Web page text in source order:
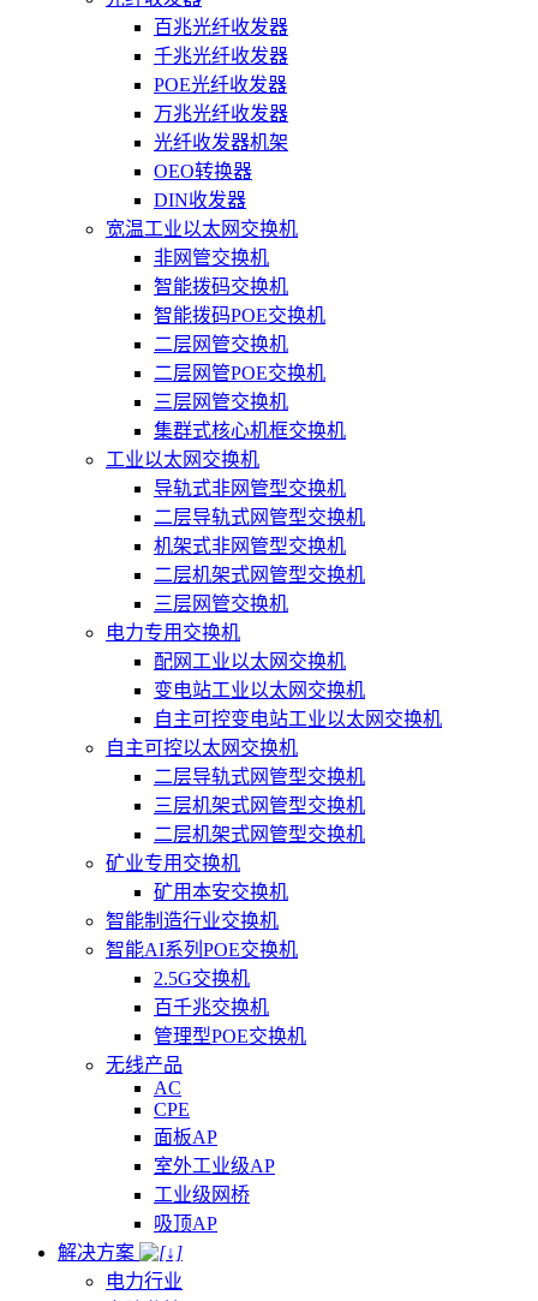
百兆光纤收发器
千兆光纤收发器
POE光纤收发器
万兆光纤收发器
光纤收发器机架
OEO转换器
DIN收发器
宽温工业以太网交换机
非网管交换机
智能拨码交换机
智能拨码POE交换机
二层网管交换机
二层网管POE交换机
三层网管交换机
集群式核心机框交换机
工业以太网交换机
导轨式非网管型交换机
二层导轨式网管型交换机
机架式非网管型交换机
二层机架式网管型交换机
三层网管交换机
电力专用交换机
配网工业以太网交换机
变电站工业以太网交换机
自主可控变电站工业以太网交换机
自主可控以太网交换机
二层导轨式网管型交换机
三层机架式网管型交换机
二层机架式网管型交换机
矿业专用交换机
矿用本安交换机
智能制造行业交换机
智能AI系列POE交换机
2.5G交换机
百千兆交换机
管理型POE交换机
无线产品
AC
CPE
面板AP
室外工业级AP
工业级网桥
吸顶AP
解决方案
电力行业